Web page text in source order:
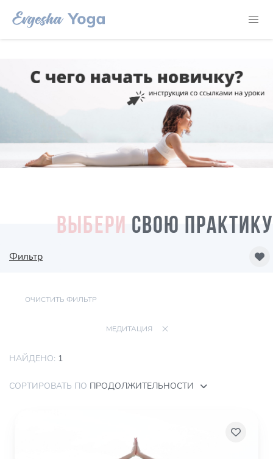
ВЫБЕРИ СВОЮ ПРАКТИКУ
Фильтр
ОЧИСТИТЬ ФИЛЬТР
МЕДИТАЦИЯ
НАЙДЕНО: 1
СОРТИРОВАТЬ ПО ПРОДОЛЖИТЕЛЬНОСТИ